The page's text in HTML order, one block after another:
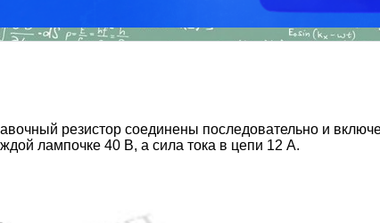
резистор соединены последовательно и
лампочке 40 В, а сила тока в цепи 12 А.